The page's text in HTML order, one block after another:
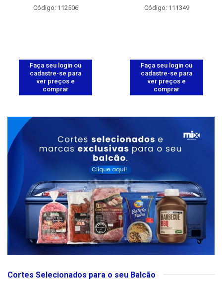
Código: 112506
Faça seu login ou
cadastre-se para
ver preços e
comprar
Código: 111349
Faça seu login ou
cadastre-se para
ver preços e
comprar
Cortes Selecionados para o seu Balcão